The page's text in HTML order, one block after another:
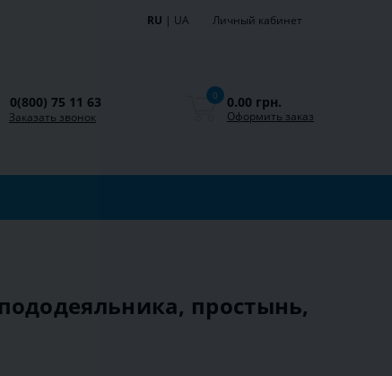
RU | UA Личный кабинет
0(800) 75 11 63
Заказать звонок
0 0.00 грн.
Оформить заказ
простынь,